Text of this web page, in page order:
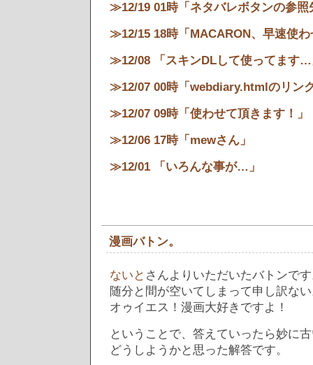
≫12/19 01時「ネタバレボタンの参
≫12/15 18時「MACARON、早速使
≫12/08 「スキンDLして使ってます
≫12/07 00時「webdiary.htmlのリ
≫12/07 09時「使わせて頂きます！」
≫12/06 17時「mewさん」
≫12/01 「いろんな事が…」
漫画バトン。
ないと さんよりいただいたバトンで
随分と間が空いてしまって申し訳な
オゥイエス！漫画大好きですよ！
ということで、答えていったら妙に
どうしようかと思った解答です。